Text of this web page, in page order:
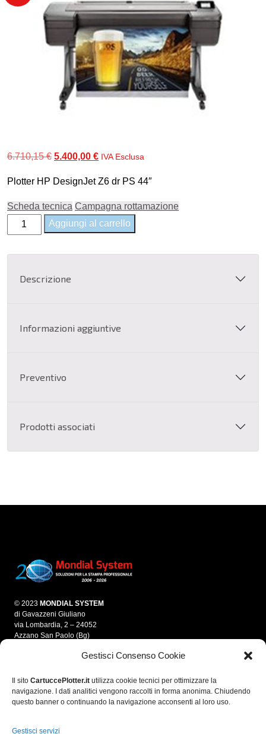
Gestisci Consenso Cookie
Il sito CartuccePlotter.it utilizza cookie tecnici per ottimizzare la
navigazione. I dati analitici vengono raccolti in forma anonima. Chiudendo
questo banner o continuando la navigazione acconsenti al loro uso.
Gestisci servizi
6.710,15€ Il
originale
era:
6.710,15 €.
5.400,00 €Il
attuale
è:
5.400,00 €.
IVA Esclusa
Plotter HP DesignJet Z6 dr PS 44″
Scheda tecnica Campagna rottamazione
Plotter
HP
DesignJet
Aggiungi al carrello
Descrizione
Informazioni aggiuntive
Preventivo
Prodotti associati
© 2023 MONDIAL SYSTEM
di Gavazzeni Giuliano
via Lombardia, 2 – 24052
Azzano San Paolo (Bg)
info@mondialsystem.it
Fax 035 4595861
P.IVA 03280700166
C.F. GVZGLN70E05A794A